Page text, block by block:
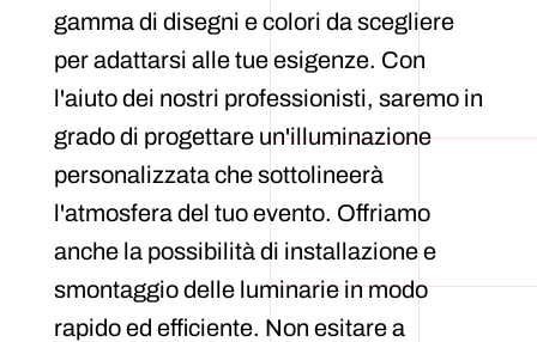
gamma di disegni e colori da scegliere
per adattarsi alle tue esigenze. Con
l'aiuto dei nostri professionisti, saremo in
grado di progettare un'illuminazione
personalizzata che sottolineerà
l'atmosfera del tuo evento. Offriamo
anche la possibilità di installazione e
smontaggio delle luminarie in modo
rapido ed efficiente. Non esitare a